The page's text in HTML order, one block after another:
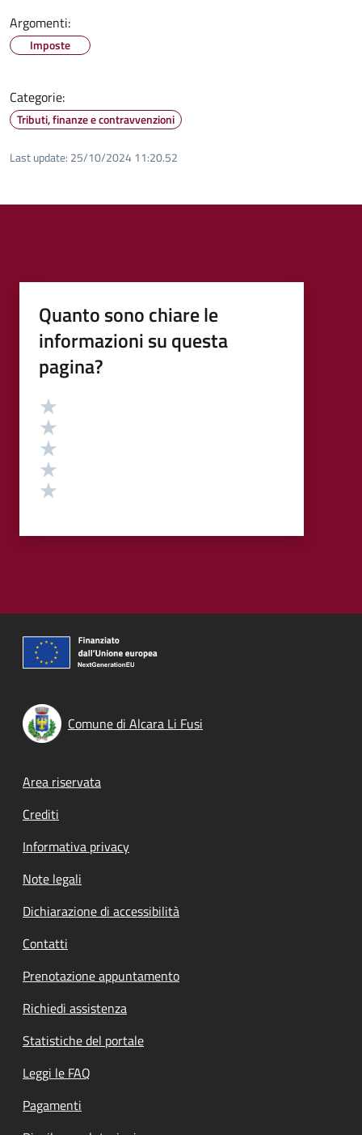
Argomenti:
Imposte
Categorie:
Tributi, finanze e contravvenzioni
Last update: 25/10/2024 11:20.52
Quanto sono chiare le
informazioni su questa
pagina?
Valutazione
Comune di Alcara Li Fusi
Footer menu
Area riservata
Crediti
Informativa privacy
Note legali
Dichiarazione di accessibilità
Contatti
Prenotazione appuntamento
Richiedi assistenza
Statistiche del portale
Leggi le FAQ
Pagamenti